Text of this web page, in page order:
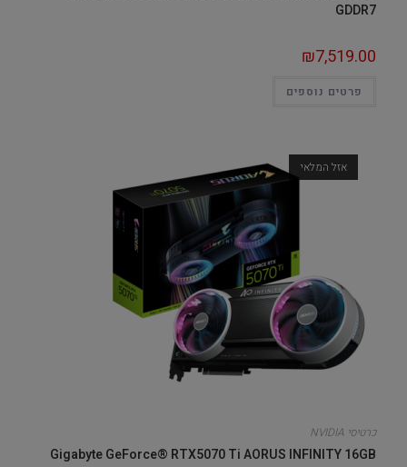
GDDR7
₪7,519.00
פרטים נוספים
אזל המלאי
כרטיסי NVIDIA
Gigabyte GeForce® RTX5070 Ti AORUS INFINITY 16GB